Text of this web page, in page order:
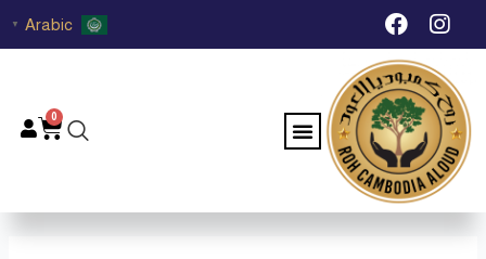
تخطي I
n
s
t
a
g
r
a
m
F
a
c
e
b
o
o
k
Arabic
▼
Menu
0
Post
navigation